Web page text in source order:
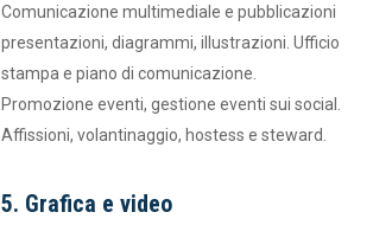
Comunicazione multimediale e pubblicazioni
presentazioni, diagrammi, illustrazioni. Ufficio
stampa e piano di comunicazione.
Promozione eventi, gestione eventi sui social.
Affissioni, volantinaggio, hostess e steward.
5. Grafica e video